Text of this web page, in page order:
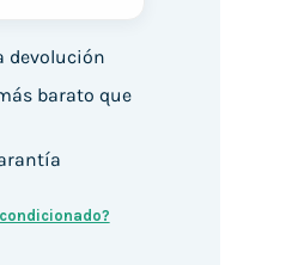
devolución
barato que